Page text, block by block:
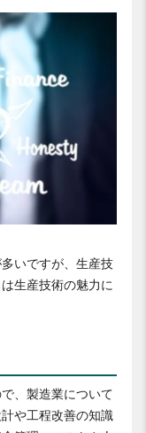
いですが、生産技
生産技術の魅力に
、製造業について
や工程改善の知識